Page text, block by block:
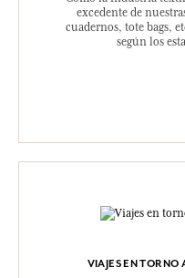
excedente de
cuadernos, tote bags,
según los
VIAJES EN TORNO